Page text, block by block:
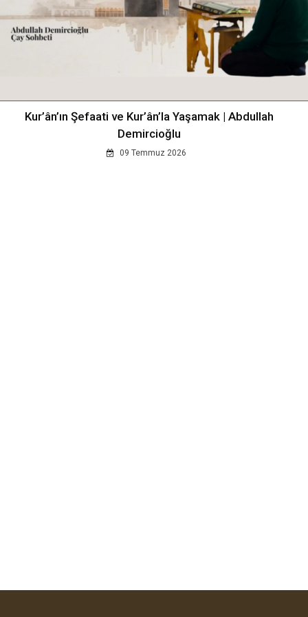
Kur’ân’ın Şefaati ve Kur’ân’la Yaşamak | Abdullah
Demircioğlu
09 Temmuz 2026